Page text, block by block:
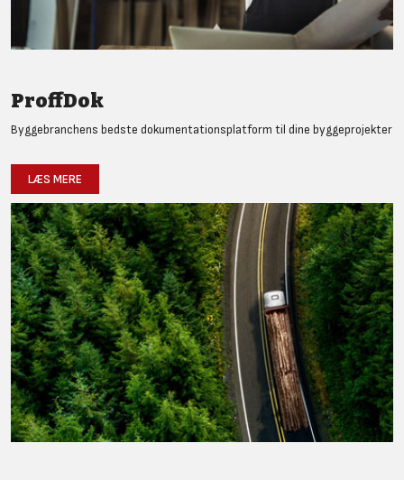
ProffDok
Byggebranchens bedste dokumentationsplatform til dine byggeprojekter
LÆS MERE